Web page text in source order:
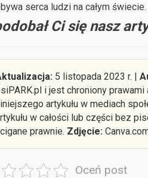
serca ludzi na całym świecie.
Ci się nasz
5 listopada 2023 r. |
i jest chroniony
artykułu w mediach
w całości lub części bez
prawnie. Zdjęcie:
Oceń post